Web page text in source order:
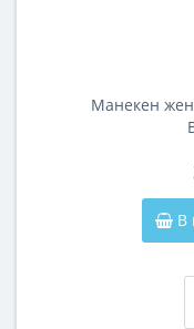
Манекен
В